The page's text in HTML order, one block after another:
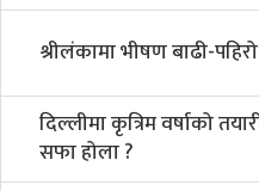
श्रीलंकामा भीषण बाढी-
दिल्लीमा कृत्रिम वर्षाको
सफा होला ?